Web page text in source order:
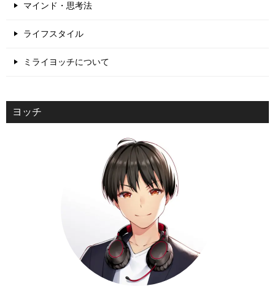
マインド・思考法
ライフスタイル
ミライヨッチについて
ヨッチ